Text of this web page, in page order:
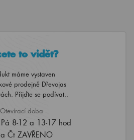
to vidět?
máme vystaven
prodejně Dřevojas
Přijďte se podívat..
Otevírací doba
8-12 a 13-17 hod
Čt ZAVŘENO